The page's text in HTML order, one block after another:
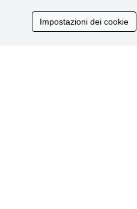
» Garanzia e resi
» Programma fedeltà
Impostazioni dei cookie